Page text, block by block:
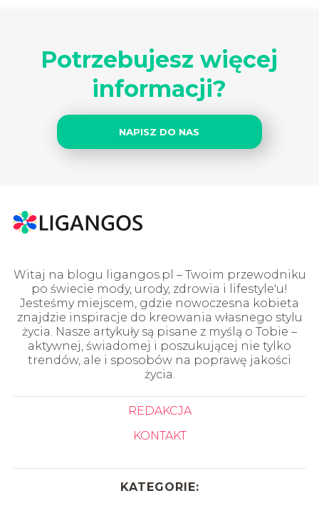
Potrzebujesz więcej
informacji?
NAPISZ DO NAS
Witaj na blogu ligangos.pl – Twoim przewodniku
po świecie mody, urody, zdrowia i lifestyle'u!
Jesteśmy miejscem, gdzie nowoczesna kobieta
znajdzie inspiracje do kreowania własnego stylu
życia. Nasze artykuły są pisane z myślą o Tobie –
aktywnej, świadomej i poszukującej nie tylko
trendów, ale i sposobów na poprawę jakości
życia.
REDAKCJA
KONTAKT
KATEGORIE: